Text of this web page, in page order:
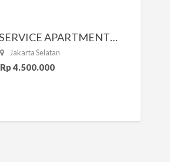
SERVICE APARTMENT SOUTH RESIDENCE
Jakarta Selatan
Rp 4.500.000